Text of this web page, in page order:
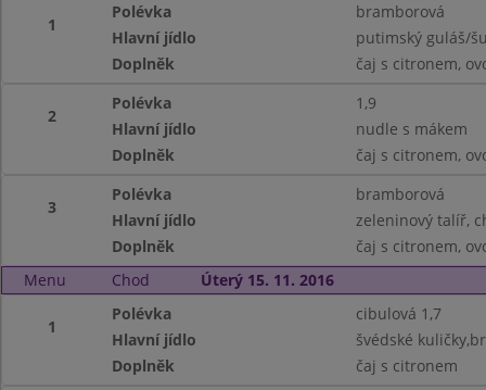
1
Polévka
bramborová
Hlavní jídlo
putimský guláš/
Doplněk
čaj s citronem,
2
Polévka
1,9
Hlavní jídlo
nudle s mákem
Doplněk
čaj s citronem,
3
Polévka
bramborová
Hlavní jídlo
zeleninový talíř,
Doplněk
čaj s citronem,
Menu
Chod Úterý 15. 11. 2016
1
Polévka
cibulová 1,7
Hlavní jídlo
švédské
Doplněk
čaj s citronem